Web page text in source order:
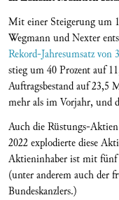
Mit einer Steigerung um
Wegmann und Nexter
Rekord-Jahresumsatz
stieg um 40 Prozent auf
Auftragsbestand auf 23,5
mehr als im Vorjahr, und
Auch die Rüstungs-
2022 explodierte diese
Aktieninhaber ist mit fünf
(unter anderem auch der
Bundeskanzlers.)